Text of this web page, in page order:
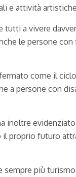
e attività
tutti a vivere
le persone
come il
a persone con
inoltre
proprio futuro
sempre più